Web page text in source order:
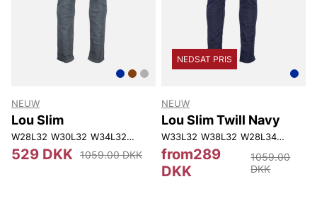
NEUW
Lou Slim
W28L32 W30L32 W34L32 W38L32 W30L34
529 DKK 1059.00 DKK
NEDSAT PRIS
NEUW
Lou Slim Twill Navy
W33L32 W38L32 W28L34 W28L32
from289
DKK
1059.00
DKK